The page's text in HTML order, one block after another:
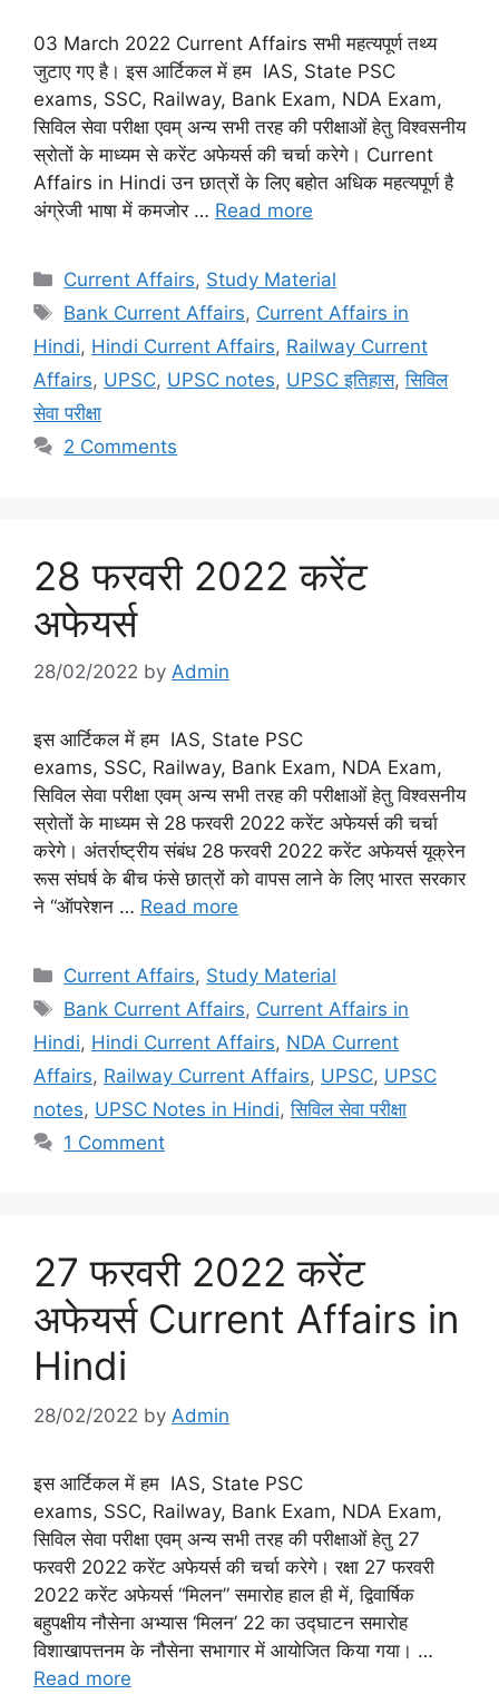
03 March 2022 Current Affairs सभी महत्यपूर्ण तथ्य
जुटाए गए है। इस आर्टिकल में हम IAS, State PSC
exams, SSC, Railway, Bank Exam, NDA Exam,
सिविल सेवा परीक्षा एवम् अन्य सभी तरह की परीक्षाओं हेतु विश्वसनीय
स्रोतों के माध्यम से करेंट अफेयर्स की चर्चा करेगे। Current
Affairs in Hindi उन छात्रों के लिए बहोत अधिक महत्यपूर्ण है
अंग्रेजी भाषा में कमजोर … Read more
Categories
Current Affairs, Study Material
Tags
Bank Current Affairs, Current Affairs in
Hindi, Hindi Current Affairs, Railway Current
Affairs, UPSC, UPSC notes, UPSC इतिहास,सिविल
सेवा परीक्षा
2 Comments
28 फरवरी 2022 करेंट
अफेयर्स
28/02/2022 by Admin
इस आर्टिकल में हम IAS, State PSC
exams, SSC, Railway, Bank Exam, NDA Exam,
सिविल सेवा परीक्षा एवम् अन्य सभी तरह की परीक्षाओं हेतु विश्वसनीय
स्रोतों के माध्यम से 28 फरवरी 2022 करेंट अफेयर्स की चर्चा
करेगे। अंतर्राष्ट्रीय संबंध 28 फरवरी 2022 करेंट अफेयर्स यूक्रेन
रूस संघर्ष के बीच फंसे छात्रों को वापस लाने के लिए भारत सरकार
ने “ऑपरेशन … Read more
Categories
Current Affairs, Study Material
Tags
Bank Current Affairs, Current Affairs in
Hindi, Hindi Current Affairs, NDA Current
Affairs, Railway Current Affairs, UPSC, UPSC
notes, UPSC Notes in Hindi,सिविल सेवा परीक्षा
1 Comment
27 फरवरी 2022 करेंट
अफेयर्स Current Affairs in
Hindi
28/02/2022 by Admin
इस आर्टिकल में हम IAS, State PSC
exams, SSC, Railway, Bank Exam, NDA Exam,
सिविल सेवा परीक्षा एवम् अन्य सभी तरह की परीक्षाओं हेतु 27
फरवरी 2022 करेंट अफेयर्स की चर्चा करेगे। रक्षा 27 फरवरी
2022 करेंट अफेयर्स “मिलन” समारोह हाल ही में, द्विवार्षिक
बहुपक्षीय नौसेना अभ्यास ‘मिलन’ 22 का उद्घाटन समारोह
विशाखापत्तनम के नौसेना सभागार में आयोजित किया गया। …
Read more